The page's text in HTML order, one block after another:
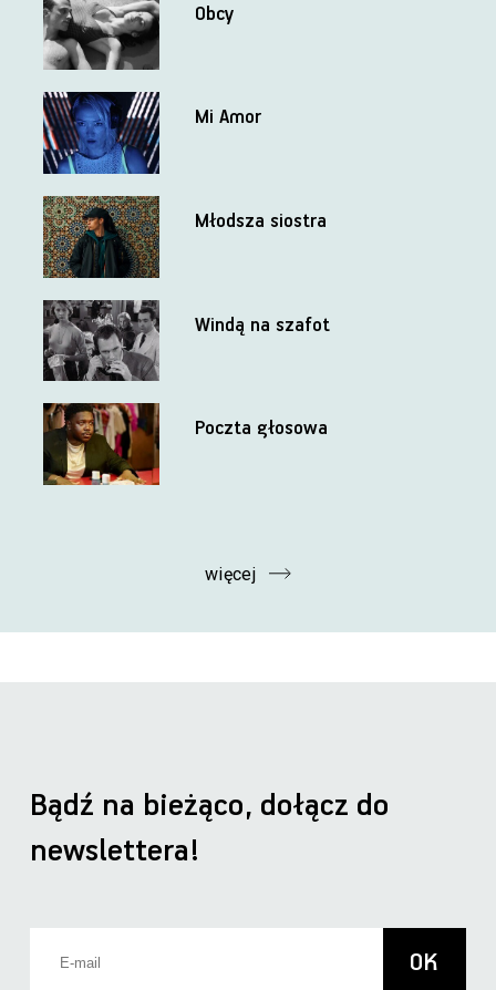
Obcy
Mi Amor
Młodsza siostra
Windą na szafot
Poczta głosowa
więcej
Bądź na bieżąco, dołącz do
newslettera!